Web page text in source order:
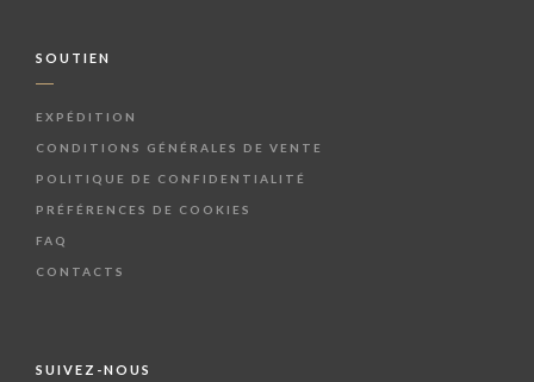
SOUTIEN
EXPÉDITION
CONDITIONS GÉNÉRALES DE VENTE
POLITIQUE DE CONFIDENTIALITÉ
PRÉFÉRENCES DE COOKIES
FAQ
CONTACTS
SUIVEZ-NOUS